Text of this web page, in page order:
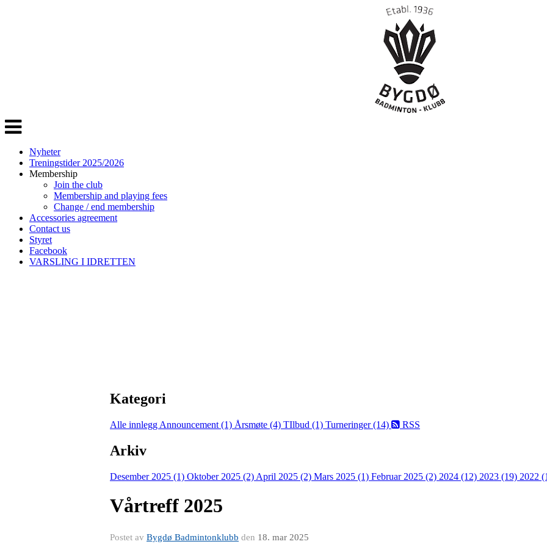
Veksle
navigasjon
Nyheter
Treningstider 2025/2026
Membership
Join the club
Membership and playing fees
Change / end membership
Accessories agreement
Contact us
Styret
Facebook
VARSLING I IDRETTEN
Kategori
Alle innlegg Announcement (1) Årsmøte (4) TIlbud (1) Turneringer (14) RSS
Arkiv
Desember 2025 (1) Oktober 2025 (2) April 2025 (2) Mars 2025 (1) Februar 2025 (2) 2024 (12) 2023 (19) 2022
Vårtreff 2025
Postet av Bygdø Badmintonklubb den 18. mar 2025